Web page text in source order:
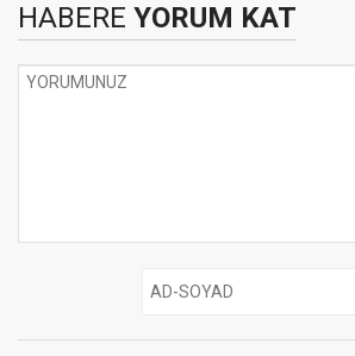
HABERE YORUM KAT